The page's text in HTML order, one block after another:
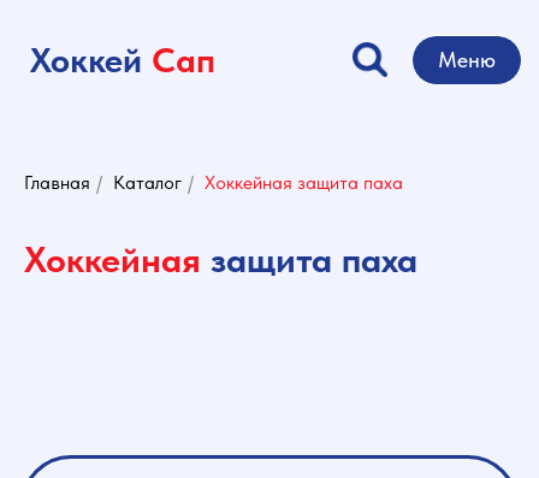
Хоккей Сап
Главная / Каталог / Хоккейная защита паха
Хоккейная защита паха
от травм. В зависимости от конструкции